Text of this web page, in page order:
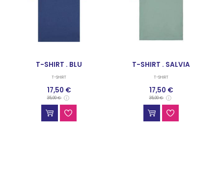
T-SHIRT . BLU
T-SHIRT
17,50 €
35,00 €
T-SHIRT . SALVIA
T-SHIRT
17,50 €
35,00 €